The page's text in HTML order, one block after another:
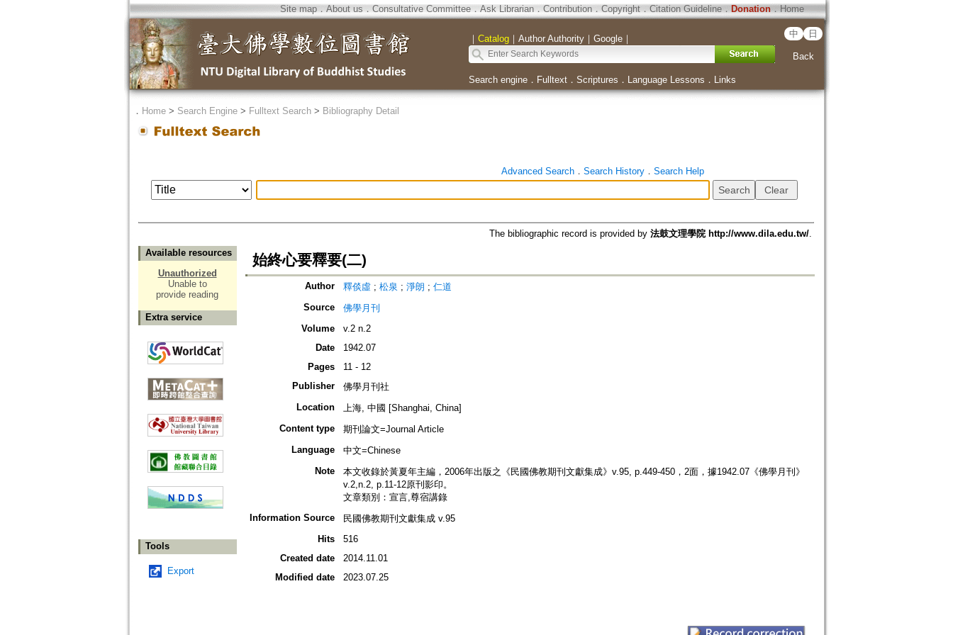
Site map．About us ． Consultative Committee． Ask Librarian． Contribution．Copyright．Citation Guideline． Donation．Home
｜ Catalog｜ Author Authority｜ Google｜ 中 日
Back
Search engine． Fulltext． Scriptures ． Language Lessons ． Links
． Home> Search Engine> Fulltext Search> Bibliography Detail
Advanced Search． Search History． Search Help
The bibliographic record is provided by 法鼓文理學院 http://www.dila.edu.tw/.
Available resources
Unauthorized
Unable to
provide reading
Extra service
Tools
Export
始終心要釋要(二)
Author 釋倓虛 ; 松泉 ; 淨朗 ; 仁道
Source
佛學月刊
Volume
v.2 n.2
Date
1942.07
Pages
11 - 12
Publisher
佛學月刊社
Location
上海, 中國 [Shanghai, China]
Content type
期刊論文=Journal Article
Language
中文=Chinese
Note
本文收錄於黃夏年主編，2006年出版之《民國佛教期刊文獻集成》v.95, p.449-450，2面，據1942.07《佛學月刊》
v.2,n.2, p.11-12原刊影印。
文章類別：宣言,尊宿講錄
Information Source
民國佛教期刊文獻集成 v.95
Hits
516
Created date
2014.11.01
Modified date
2023.07.25